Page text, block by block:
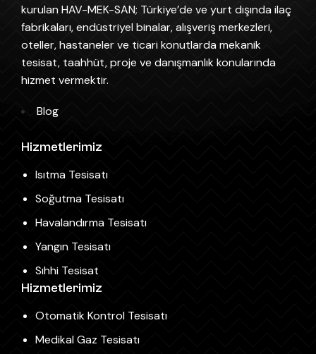
kurulan HAV-MEK-SAN; Türkiye’de ve yurt dışında ilaç
fabrikaları, endüstriyel binalar, alışveriş merkezleri,
oteller, hastaneler ve ticari konutlarda mekanik
tesisat, taahhüt, proje ve danışmanlık konularında
hizmet vermektir.
Blog
Hizmetlerimiz
Isıtma Tesisatı
Soğutma Tesisatı
Havalandırma Tesisatı
Yangın Tesisatı
Sıhhi Tesisat
Hizmetlerimiz
Otomatik Kontrol Tesisatı
Medikal Gaz Tesisatı